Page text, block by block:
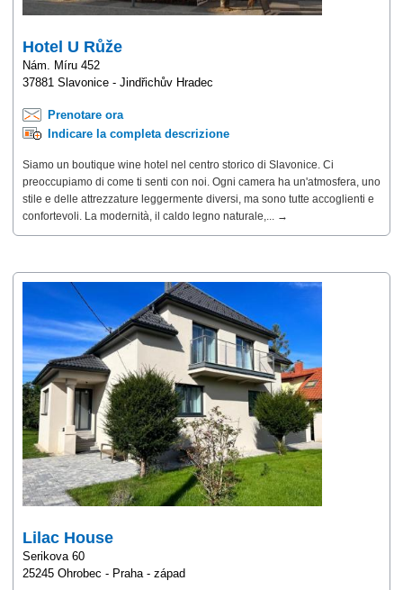
Hotel U Růže
Nám. Míru 452
37881 Slavonice - Jindřichův Hradec
Prenotare ora
Indicare la completa descrizione
Siamo un boutique wine hotel nel centro storico di Slavonice. Ci
preoccupiamo di come ti senti con noi. Ogni camera ha un'atmosfera, uno
stile e delle attrezzature leggermente diversi, ma sono tutte accoglienti e
confortevoli. La modernità, il caldo legno naturale,... →
Lilac House
Serikova 60
25245 Ohrobec - Praha - západ